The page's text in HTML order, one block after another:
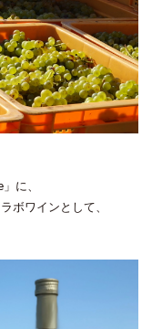
に、
ボワインとして、